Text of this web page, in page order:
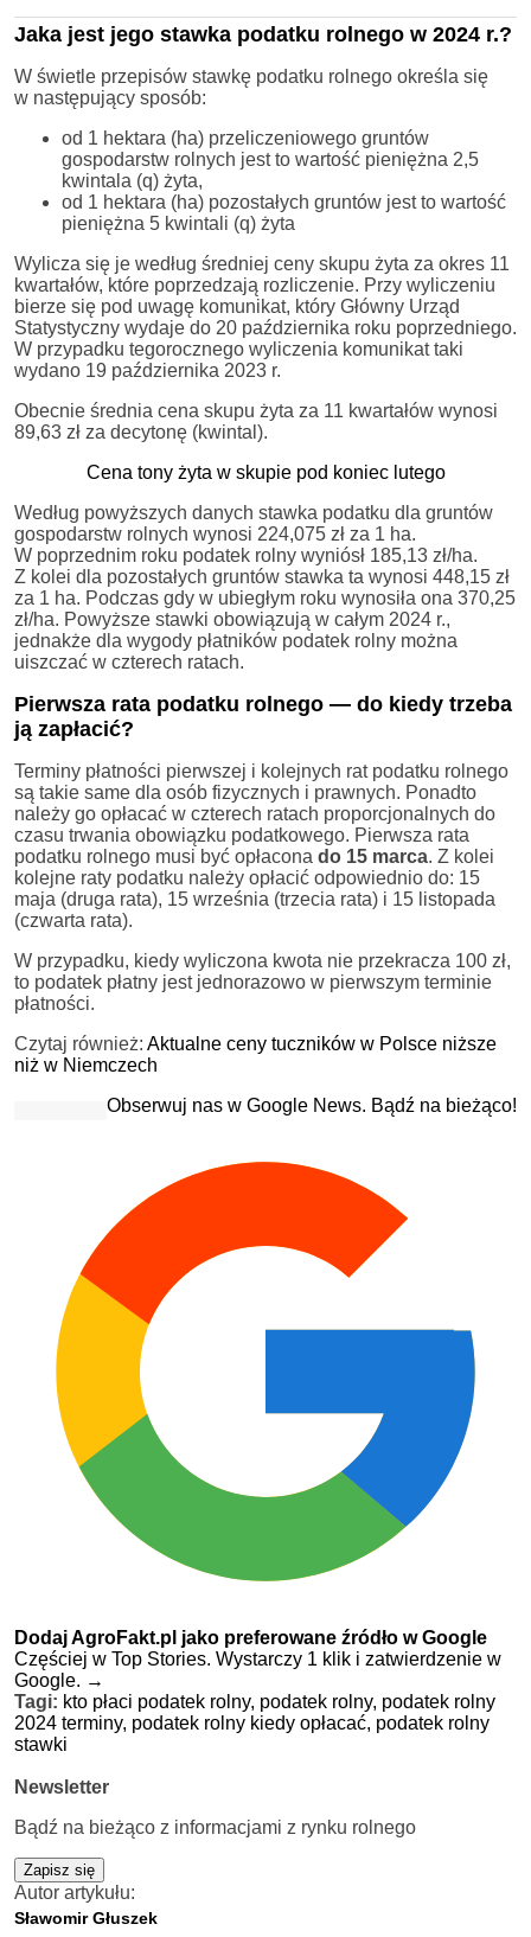
Jaka jest jego stawka podatku rolnego w 2024 r.?
W świetle przepisów stawkę podatku rolnego określa się
w następujący sposób:
od 1 hektara (ha) przeliczeniowego gruntów
gospodarstw rolnych jest to wartość pieniężna 2,5
kwintala (q) żyta,
od 1 hektara (ha) pozostałych gruntów jest to wartość
pieniężna 5 kwintali (q) żyta
Wylicza się je według średniej ceny skupu żyta za okres 11
kwartałów, które poprzedzają rozliczenie. Przy wyliczeniu
bierze się pod uwagę komunikat, który Główny Urząd
Statystyczny wydaje do 20 października roku poprzedniego.
W przypadku tegorocznego wyliczenia komunikat taki
wydano 19 października 2023 r.
Obecnie średnia cena skupu żyta za 11 kwartałów wynosi
89,63 zł za decytonę (kwintal).
Cena tony żyta w skupie pod koniec lutego
Według powyższych danych stawka podatku dla gruntów
gospodarstw rolnych wynosi 224,075 zł za 1 ha.
W poprzednim roku podatek rolny wyniósł 185,13 zł/ha.
Z kolei dla pozostałych gruntów stawka ta wynosi 448,15 zł
za 1 ha. Podczas gdy w ubiegłym roku wynosiła ona 370,25
zł/ha. Powyższe stawki obowiązują w całym 2024 r.,
jednakże dla wygody płatników podatek rolny można
uiszczać w czterech ratach.
Pierwsza rata podatku rolnego — do kiedy trzeba
ją zapłacić?
Terminy płatności pierwszej i kolejnych rat podatku rolnego
są takie same dla osób fizycznych i prawnych. Ponadto
należy go opłacać w czterech ratach proporcjonalnych do
czasu trwania obowiązku podatkowego. Pierwsza rata
podatku rolnego musi być opłacona do 15 marca. Z kolei
kolejne raty podatku należy opłacić odpowiednio do: 15
maja (druga rata), 15 września (trzecia rata) i 15 listopada
(czwarta rata).
W przypadku, kiedy wyliczona kwota nie przekracza 100 zł,
to podatek płatny jest jednorazowo w pierwszym terminie
płatności.
Czytaj również: Aktualne ceny tuczników w Polsce niższe
niż w Niemczech
Obserwuj nas w Google News. Bądź na bieżąco!
Dodaj AgroFakt.pl jako preferowane źródło w Google
Częściej w Top Stories. Wystarczy 1 klik i zatwierdzenie w
Google. →
Tagi: kto płaci podatek rolny, podatek rolny, podatek rolny
2024 terminy, podatek rolny kiedy opłacać, podatek rolny
stawki
Newsletter
Bądź na bieżąco z informacjami z rynku rolnego
Zapisz się
Autor artykułu:
Sławomir Głuszek